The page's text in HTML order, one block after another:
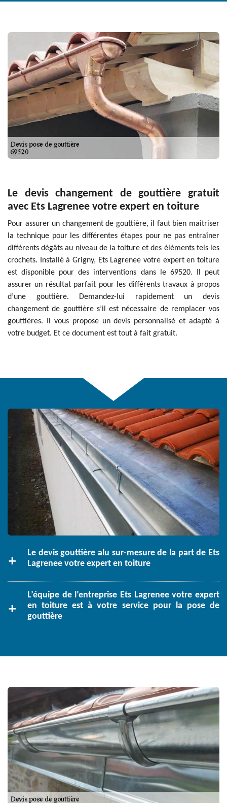
Le devis changement de gouttière gratuit
avec Ets Lagrenee votre expert en toiture
Pour assurer un changement de gouttière, il faut bien maitriser
la technique pour les différentes étapes pour ne pas entraîner
différents dégâts au niveau de la toiture et des éléments tels les
crochets. Installé à Grigny, Ets Lagrenee votre expert en toiture
est disponible pour des interventions dans le 69520. Il peut
assurer un résultat parfait pour les différents travaux à propos
d’une gouttière. Demandez-lui rapidement un devis
changement de gouttière s’il est nécessaire de remplacer vos
gouttières. Il vous propose un devis personnalisé et adapté à
votre budget. Et ce document est tout à fait gratuit.
Le devis gouttière alu sur-mesure de la part de Ets
Lagrenee votre expert en toiture
L’équipe de l’entreprise Ets Lagrenee votre expert
en toiture est à votre service pour la pose de
gouttière